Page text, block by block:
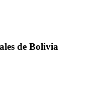
de Bolivia